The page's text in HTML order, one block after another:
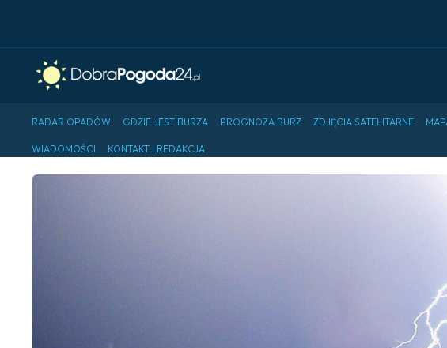
RADAR OPADÓW GDZIE JEST BURZA PROGNOZA BURZ ZDJĘCIA SATELITARNE
WIADOMOŚCI KONTAKT I REDAKCJA